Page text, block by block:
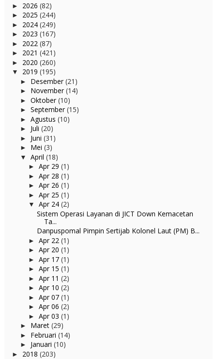
► 2026 (82)
► 2025 (244)
► 2024 (249)
► 2023 (167)
► 2022 (87)
► 2021 (421)
► 2020 (260)
▼ 2019 (195)
► Desember(21)
► November(14)
► Oktober(10)
► September(15)
► Agustus (10)
► Juli (20)
► Juni (31)
► Mei (3)
▼ April (18)
► Apr 29 (1)
► Apr 28 (1)
► Apr 26 (1)
► Apr 25 (1)
▼ Apr 24 (2)
Sistem Operasi Layanan di JICT Down Kemacetan
Ta...
Danpuspomal Pimpin Sertijab Kolonel Laut (PM) B...
► Apr 22 (1)
► Apr 20 (1)
► Apr 17 (1)
► Apr 15 (1)
► Apr 11 (2)
► Apr 10 (2)
► Apr 07 (1)
► Apr 06 (2)
► Apr 03 (1)
► Maret (29)
► Februari (14)
► Januari (10)
► 2018 (203)